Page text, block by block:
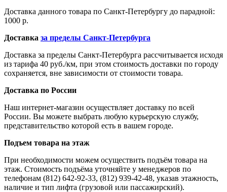
Доставка данного товара по Санкт-Петербургу до парадной:
1000 р.
Доставка за пределы Санкт-Петербурга
Доставка за пределы Санкт-Петербурга рассчитывается исходя
из тарифа 40 руб./км, при этом стоимость доставки по городу
сохраняется, вне зависимости от стоимости товара.
Доставка по России
Наш интернет-магазин осуществляет доставку по всей
России. Вы можете выбрать любую курьерскую службу,
представительство которой есть в вашем городе.
Подъем товара на этаж
При необходимости можем осуществить подъём товара на
этаж. Стоимость подъёма уточняйте у менеджеров по
телефонам (812) 642-92-33, (812) 939-42-48, указав этажность,
наличие и тип лифта (грузовой или пассажирский).